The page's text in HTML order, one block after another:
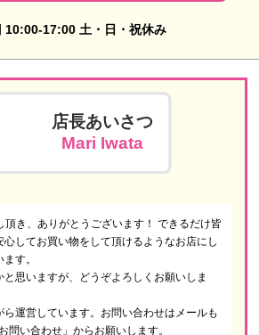
10:00-17:00 土・日・祝休み
店長あいさつ
Mari Iwata
き、ありがとうございます！ できるだけ皆
してお買い物をして頂けるようなお店にし
す。
思いますが、どうぞよろしくお願いしま
運営しています。お問い合わせはメールも
問い合わせ」からお願いします。